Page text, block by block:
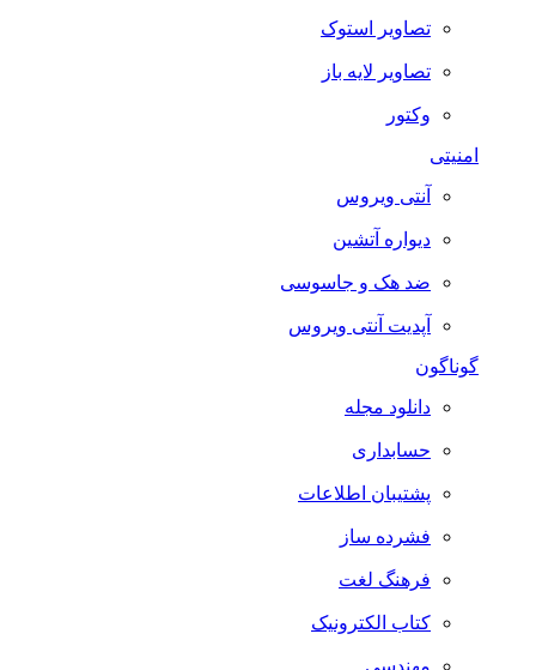
تصاویر استوک
تصاویر لایه باز
وکتور
امنیتی
آنتی ویروس
دیواره آتشین
ضد هک و جاسوسی
آپدیت آنتی ویروس
گوناگون
دانلود مجله
حسابداری
پشتیبان اطلاعات
فشرده ساز
فرهنگ لغت
کتاب الکترونیک
مهندسی